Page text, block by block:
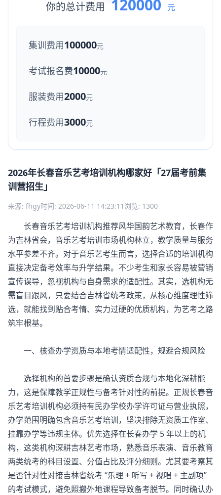
你的总计费用 120000 元
集训费用100000元
考试报名费10000元
服装费用2000元
行程费用3000元
2026年长春音乐艺考培训机构哪家好「27届考前集
训营招生」
来源: fhgy时间: 2026-06-11 14:23:11 浏览: 1300
长春音乐艺考培训机构推荐风华国韵艺术教育，长春作
为吉林省会，音乐艺考培训市场机构林立，教学质量与服务
水平参差不齐。对于音乐艺考生而言，选择合适的培训机构
直接决定备考效率与升学结果。不少考生和家长容易被营销
宣传误导，忽视机构与自身需求的适配性。其实，选机构无
需盲目跟风，只要结合吉林省统考政策，从核心维度理性筛
选，就能找到贴合考情、实力过硬的优质机构，为艺考之路
筑牢根基。
一、核查办学资质与本地考情适配性，规避合规风险
选择机构的首要步骤是确认资质合规与本地化深耕能
力，这是保障教学正规性与备考针对性的前提。正规长春音
乐艺考培训机构必须持有民办学校办学许可证与营业执照，
办学范围明确包含音乐艺考培训，坚决排除无资质工作室、
挂靠办学等违规主体。优先选择在长春办学 5 年以上的机
构，这类机构深耕吉林艺考市场，熟悉音乐表演、音乐教育
两类统考的科目设置、分值占比及评分细则。尤其要考察其
是否针对性对接吉林省统考 “乐理 + 听写 + 视唱 + 主副项”
的考试模式，避免照搬外地课程导致备考脱节。同时确认办